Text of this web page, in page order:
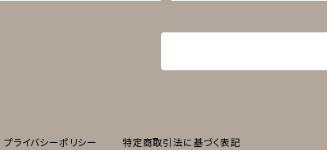
プライバシーポリシー 特定商取引法に基づく表記